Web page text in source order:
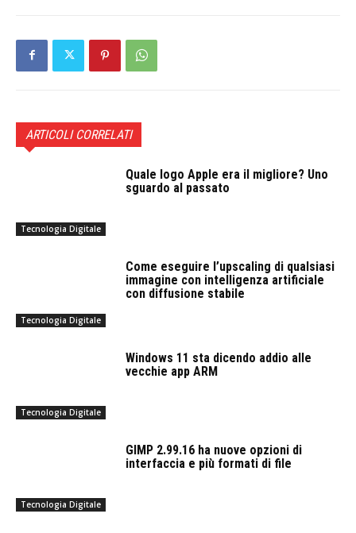
ARTICOLI CORRELATI
Tecnologia Digitale
Quale logo Apple era il migliore? Uno
sguardo al passato
Tecnologia Digitale
Come eseguire l’upscaling di qualsiasi
immagine con intelligenza artificiale
con diffusione stabile
Tecnologia Digitale
Windows 11 sta dicendo addio alle
vecchie app ARM
Tecnologia Digitale
GIMP 2.99.16 ha nuove opzioni di
interfaccia e più formati di file